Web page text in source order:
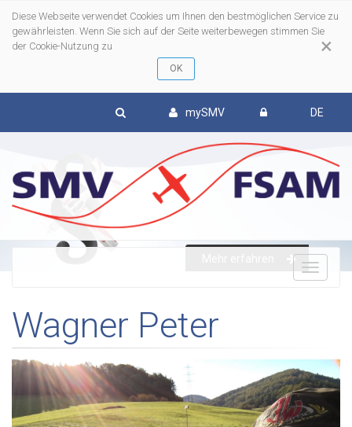
×
Diese Webseite verwendet Cookies um Ihnen den bestmöglichen Service zu
gewährleisten. Wenn Sie sich auf der Seite weiterbewegen stimmen Sie
der Cookie-Nutzung zu
mySMV DE
Wagner Peter